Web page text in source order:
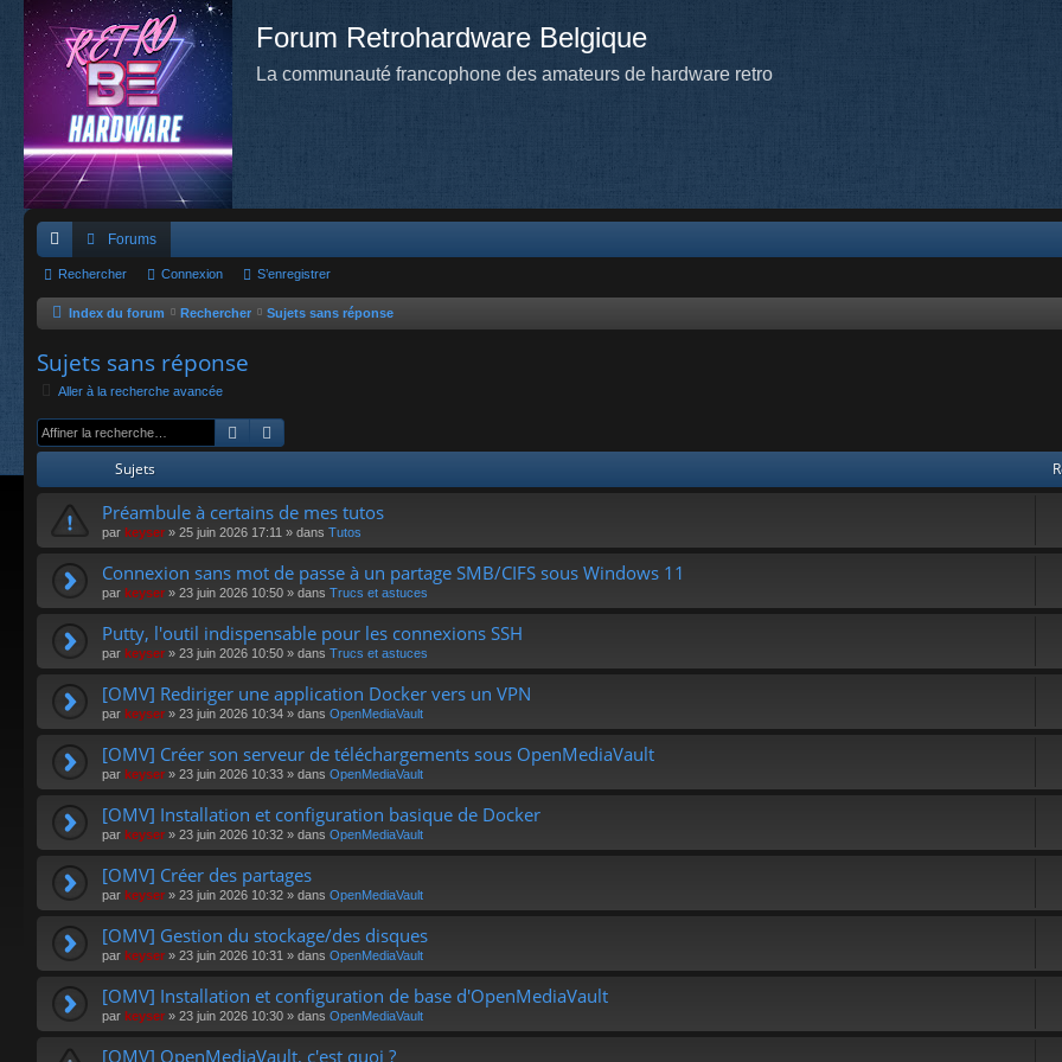
Forum Retrohardware Belgique
La communauté francophone des amateurs de hardware retro
cc
ès
de
Forums
Rechercher Connexion S’enregistrer
Index du forum Rechercher Sujets sans réponse
Sujets sans réponse
Aller à la recherche avancée
Rechercher
Sujets
Préambule à certains de mes tutos
par keyser » 25 juin 2026 17:11 » dans Tutos
Connexion sans mot de passe à un partage SMB/CIFS sous Windows 11
par keyser » 23 juin 2026 10:50 » dans Trucs et astuces
Putty, l'outil indispensable pour les connexions SSH
par keyser » 23 juin 2026 10:50 » dans Trucs et astuces
[OMV] Rediriger une application Docker vers un VPN
par keyser » 23 juin 2026 10:34 » dans OpenMediaVault
[OMV] Créer son serveur de téléchargements sous OpenMediaVault
par keyser » 23 juin 2026 10:33 » dans OpenMediaVault
[OMV] Installation et configuration basique de Docker
par keyser » 23 juin 2026 10:32 » dans OpenMediaVault
[OMV] Créer des partages
par keyser » 23 juin 2026 10:32 » dans OpenMediaVault
[OMV] Gestion du stockage/des disques
par keyser » 23 juin 2026 10:31 » dans OpenMediaVault
[OMV] Installation et configuration de base d'OpenMediaVault
par keyser » 23 juin 2026 10:30 » dans OpenMediaVault
[OMV] OpenMediaVault, c'est quoi ?